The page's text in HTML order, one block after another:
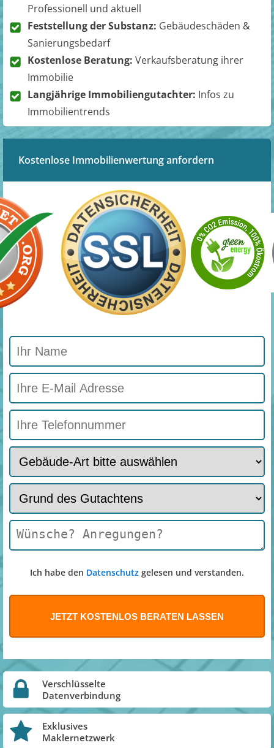
Professionell und aktuell
Feststellung der Substanz: Gebäudeschäden &
Sanierungsbedarf
Kostenlose Beratung: Verkaufsberatung ihrer
Immobilie
Langjährige Immobiliengutachter: Infos zu
Immobilientrends
Kostenlose Immobilienwertung anfordern
Ich habe den Datenschutz gelesen und verstanden.
Verschlüsselte
Datenverbindung
Exklusives
Maklernetzwerk